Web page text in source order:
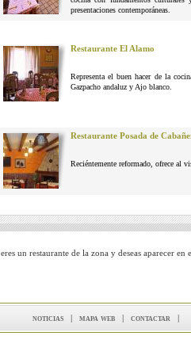
presentaciones contemporáneas.
Restaurante El Alamo
Representa el buen hacer de la
Gazpacho andaluz y Ajo blanco.
Restaurante Posada de
Reciéntemente reformado, ofrece al
un restaurante de la zona y deseas aparecer en
noticias | mapa web | contactar |